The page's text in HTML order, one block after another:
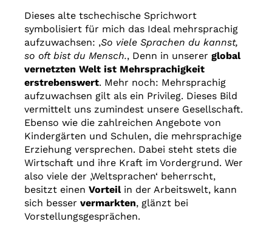
Dieses alte tschechische Sprichwort
symbolisiert für mich das Ideal mehrsprachig
aufzuwachsen: ‚So viele Sprachen du kannst,
so oft bist du Mensch.‚ Denn in unserer global
vernetzten Welt ist Mehrsprachigkeit
erstrebenswert. Mehr noch: Mehrsprachig
aufzuwachsen gilt als ein Privileg. Dieses Bild
vermittelt uns zumindest unsere Gesellschaft.
Ebenso wie die zahlreichen Angebote von
Kindergärten und Schulen, die mehrsprachige
Erziehung versprechen. Dabei steht stets die
Wirtschaft und ihre Kraft im Vordergrund. Wer
also viele der ‚Weltsprachen‘ beherrscht,
besitzt einen Vorteilin der Arbeitswelt, kann
sich besser vermarkten, glänzt bei
Vorstellungsgesprächen.